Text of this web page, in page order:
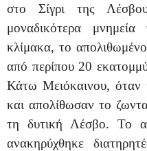
στο Σίγρι της
μοναδικότερα
κλίμακα, το
από περίπου 20
Κάτω Μειόκαινου, όταν
και απολίθωσαν το
τη δυτική Λέσβο. Το
ανακηρύχθηκε